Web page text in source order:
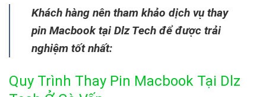
Khách hàng nên tham khảo dịch vụ thay
pin Macbook tại Dlz Tech để được trải
nghiệm tốt nhất:
Quy Trình Thay Pin Macbook Tại Dlz